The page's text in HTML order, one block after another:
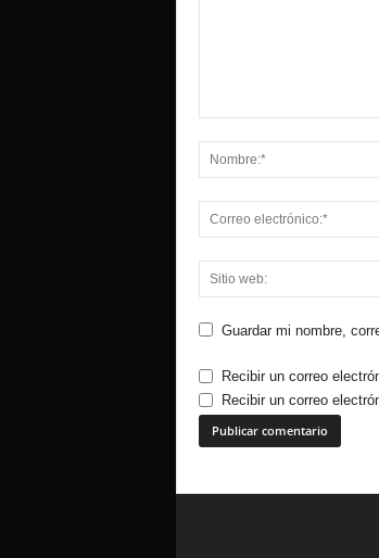
Guardar mi nombre,
Recibir un correo
Recibir un correo